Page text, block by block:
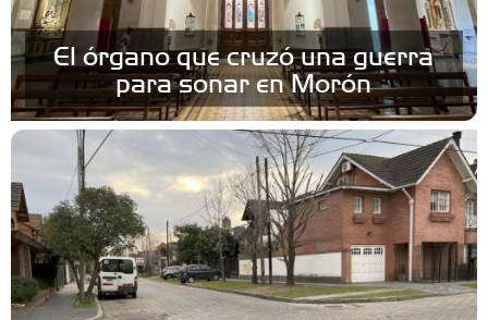
El órgano que cruzó una guerra
para sonar en Morón